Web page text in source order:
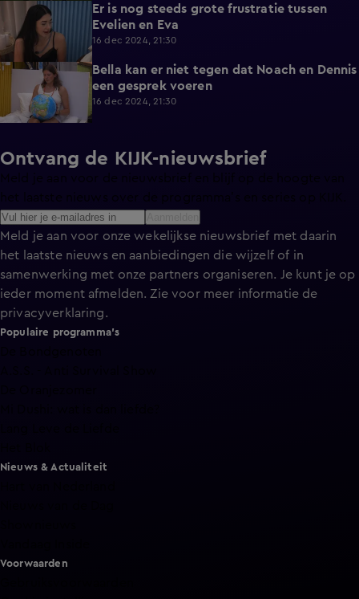
Er is nog steeds grote frustratie tussen
Evelien en Eva
16 dec 2024, 21:30
2:58
Bella kan er niet tegen dat Noach en Dennis
een gesprek voeren
16 dec 2024, 21:30
Ontvang de KIJK-nieuwsbrief
Meld je aan voor de nieuwsbrief en blijf op de hoogte van
Meld je aan voor onze wekelijkse nieuwsbrief met daarin
het laatste nieuws en aanbiedingen die wijzelf of in
samenwerking met onze partners organiseren. Je kunt je op
ieder moment afmelden. Zie voor meer informatie de
privacyverklaring.
Populaire programma's
Nieuws & Actualiteit
Voorwaarden